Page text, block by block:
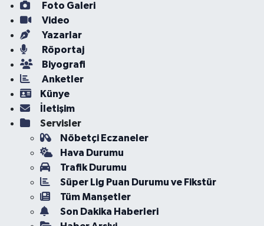
Foto Galeri
Video
Yazarlar
Röportaj
Biyografi
Anketler
Künye
İletişim
Servisler
Nöbetçi Eczaneler
Hava Durumu
Trafik Durumu
Süper Lig Puan Durumu ve Fikstür
Tüm Manşetler
Son Dakika Haberleri